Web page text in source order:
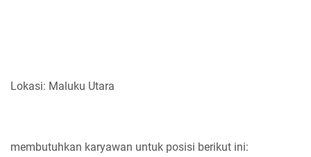
Lokasi: Maluku Utara
membutuhkan karyawan untuk posisi berikut ini: